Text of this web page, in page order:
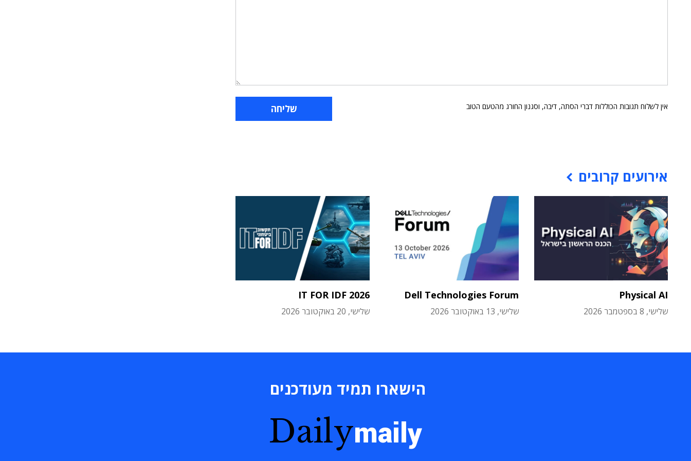
אין לשלוח תגובות הכוללות דברי הסתה, דיבה, וסגנון החורג מהטעם הטוב
אירועים קרובים
Physical AI
שלישי, 8 בספטמבר 2026
Dell Technologies Forum
שלישי, 13 באוקטובר 2026
IT FOR IDF 2026
שלישי, 20 באוקטובר 2026
הישארו תמיד מעודכנים
Dailymaily